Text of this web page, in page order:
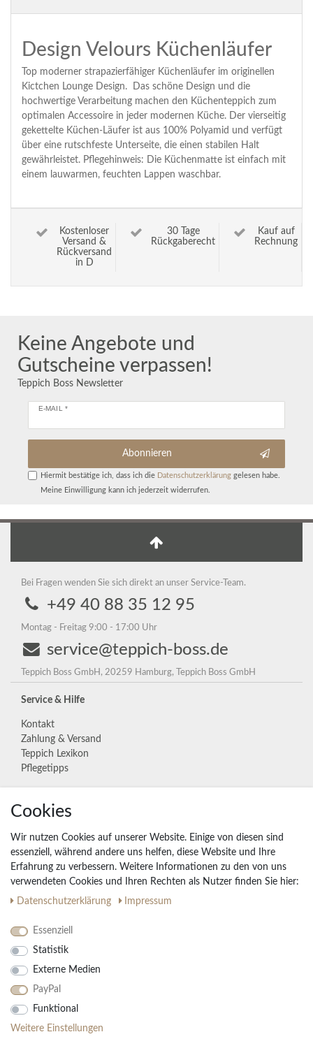
Design Velours Küchenläufer
Top moderner strapazierfähiger Küchenläufer im originellen
Kictchen Lounge Design. Das schöne Design und die
hochwertige Verarbeitung machen den Küchenteppich zum
optimalen Accessoire in jeder modernen Küche. Der vierseitig
gekettelte Küchen-Läufer ist aus 100% Polyamid und verfügt
über eine rutschfeste Unterseite, die einen stabilen Halt
gewährleistet. Pflegehinweis: Die Küchenmatte ist einfach mit
einem lauwarmen, feuchten Lappen waschbar.
Kostenloser
Versand &
Rückversand
in D
30 Tage
Rückgaberecht
Kauf auf
Rechnung
Keine Angebote und
Gutscheine verpassen!
Teppich Boss Newsletter
E-MAIL *
Abonnieren
Hiermit bestätige ich, dass ich die Daten­schutz­erklärunggelesen habe.
Meine Einwilligung kann ich jederzeit widerrufen.
Bei Fragen wenden Sie sich direkt an unser Service-Team.
+49 40 88 35 12 95
Montag - Freitag 9:00 - 17:00 Uhr
service@teppich-boss.de
Teppich Boss GmbH, 20259 Hamburg, Teppich Boss GmbH
Service & Hilfe
Kontakt
Zahlung & Versand
Teppich Lexikon
Pflegetipps
Unternehmen
Widerrufs­recht
Vertrag widerrufen
Impressum
Daten­schutz­erklärung
AGB
Ihre Vorteile
30 Tage Rückgaberecht
Große Auswahl
Kauf auf Rechnung
Einfache Auftragsverfolgung
Cookies
Wir nutzen Cookies auf unserer Website. Einige von diesen sind
essenziell, während andere uns helfen, diese Website und Ihre
Erfahrung zu verbessern. Weitere Informationen zu den von uns
verwendeten Cookies und Ihren Rechten als Nutzer finden Sie hier:
Daten­schutz­erklärung
Impressum
Essenziell
Statistik
Externe Medien
PayPal
Funktional
Weitere Einstellungen